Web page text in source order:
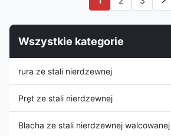
Diameter (OD): N/A flat sheet
Eksport
Wszystkie kategorie
rura ze stali nierdzewnej
Pręt ze stali nierdzewnej
Blacha ze stali nierdzewnej